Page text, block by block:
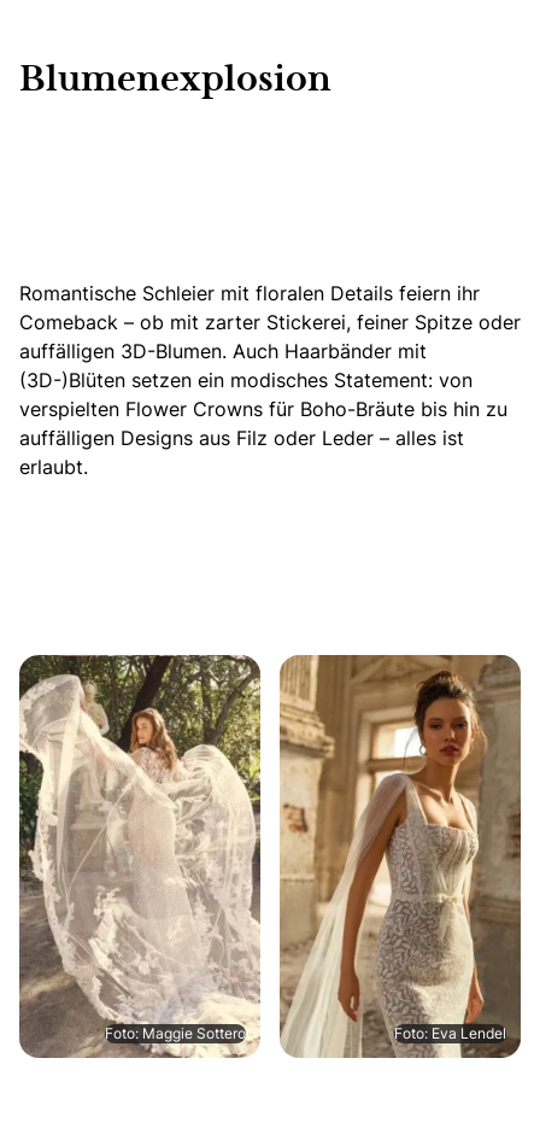
Blumenexplosion
Romantische Schleier mit floralen Details feiern ihr
Comeback – ob mit zarter Stickerei, feiner Spitze oder
auffälligen 3D-Blumen. Auch Haarbänder mit
(3D-)Blüten setzen ein modisches Statement: von
verspielten Flower Crowns für Boho-Bräute bis hin zu
auffälligen Designs aus Filz oder Leder – alles ist
erlaubt.
Foto: Maggie Sottero Foto: Eva Lendel